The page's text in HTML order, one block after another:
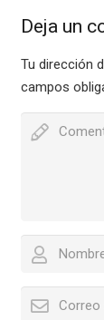
Deja un
Tu dirección
campos